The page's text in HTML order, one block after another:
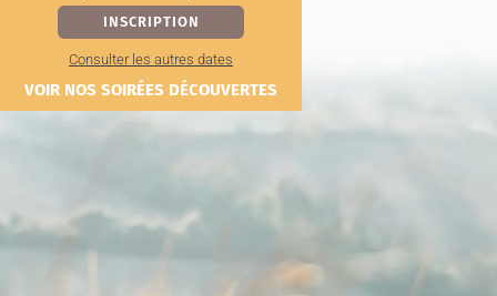
INSCRIPTION
Consulter les autres dates
VOIR NOS SOIRÉES DÉCOUVERTES